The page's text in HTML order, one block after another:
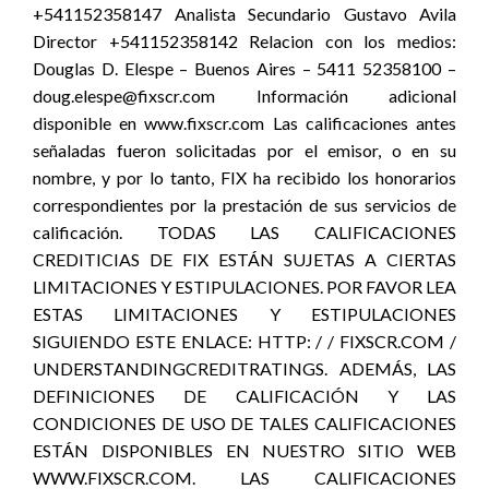
+541152358147 Analista Secundario Gustavo Avila
Director +541152358142 Relacion con los medios:
Douglas D. Elespe – Buenos Aires – 5411 52358100 –
doug.elespe@fixscr.com Información adicional
disponible en www.fixscr.com Las calificaciones antes
señaladas fueron solicitadas por el emisor, o en su
nombre, y por lo tanto, FIX ha recibido los honorarios
correspondientes por la prestación de sus servicios de
calificación. TODAS LAS CALIFICACIONES
CREDITICIAS DE FIX ESTÁN SUJETAS A CIERTAS
LIMITACIONES Y ESTIPULACIONES. POR FAVOR LEA
ESTAS LIMITACIONES Y ESTIPULACIONES
SIGUIENDO ESTE ENLACE: HTTP: / / FIXSCR.COM /
UNDERSTANDINGCREDITRATINGS. ADEMÁS, LAS
DEFINICIONES DE CALIFICACIÓN Y LAS
CONDICIONES DE USO DE TALES CALIFICACIONES
ESTÁN DISPONIBLES EN NUESTRO SITIO WEB
WWW.FIXSCR.COM. LAS CALIFICACIONES